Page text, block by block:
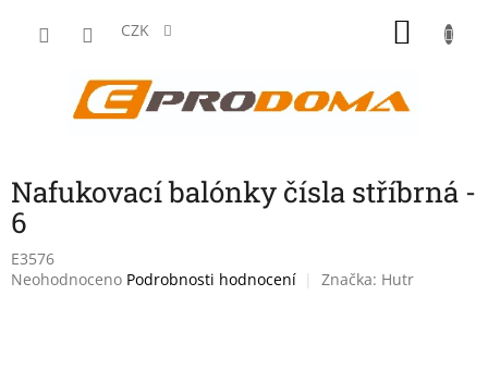
CZK
Nafukovací balónky čísla stříbrná -
6
E3576
Průměrné
Neohodnoceno Podrobnosti hodnocení Značka: Hutr